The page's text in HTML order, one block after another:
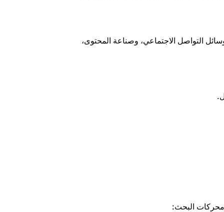
التواصل الاجتماعي، وصناعة المحتوى،
محركات البحث: